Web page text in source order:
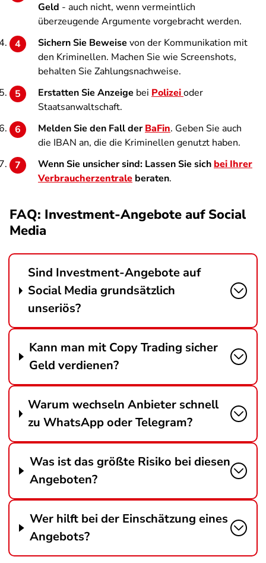
Geld - auch nicht, wenn vermeintlich
überzeugende Argumente vorgebracht werden.
Sichern Sie Beweise von der Kommunikation mit
den Kriminellen. Machen Sie wie Screenshots,
behalten Sie Zahlungsnachweise.
Erstatten Sie Anzeige bei Polizeioder
Staatsanwaltschaft.
Melden Sie den Fall derBaFin. Geben Sie auch
die IBAN an, die die Kriminellen genutzt haben.
Wenn Sie unsicher sind: Lassen Sie sich bei Ihrer
Verbraucherzentrale beraten.
FAQ: Investment-Angebote auf Social
Media
Sind Investment-Angebote auf
Social Media grundsätzlich
unseriös?
Kann man mit Copy Trading sicher
Geld verdienen?
Warum wechseln Anbieter schnell
zu WhatsApp oder Telegram?
Was ist das größte Risiko bei diesen
Angeboten?
Wer hilft bei der Einschätzung eines
Angebots?